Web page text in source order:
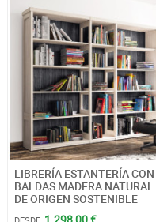
LIBRERÍA ESTANTERÍA CON
BALDAS MADERA NATURAL
DE ORIGEN SOSTENIBLE